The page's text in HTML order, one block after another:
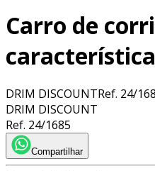
Carro de
DRIM DISCOUNTRef. 24/
DRIM DISCOUNT
Ref. 24/1685
Compartilhar